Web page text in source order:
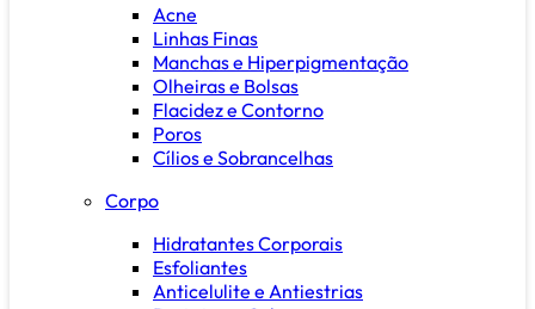
Acne
Linhas Finas
Manchas e Hiperpigmentação
Olheiras e Bolsas
Flacidez e Contorno
Poros
Cílios e Sobrancelhas
Corpo
Hidratantes Corporais
Esfoliantes
Anticelulite e Antiestrias